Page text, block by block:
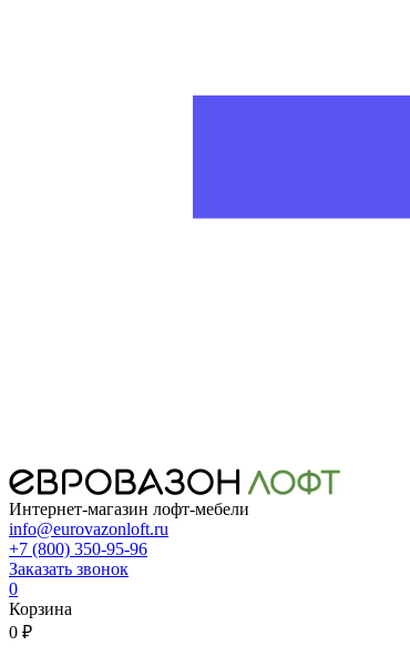
Интернет-магазин лофт-мебели
info@eurovazonloft.ru
+7 (800) 350-95-96
Заказать звонок
0
Корзина
0 ₽